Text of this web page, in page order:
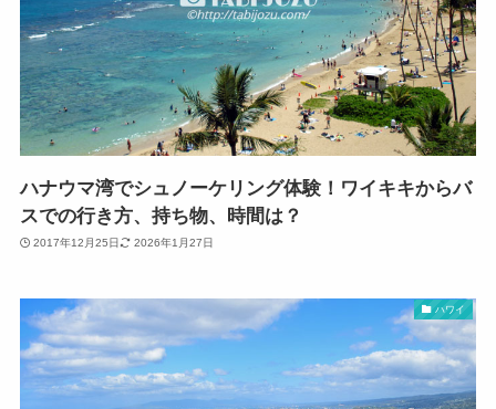
ハナウマ湾でシュノーケリング体験！ワイキキからバ
スでの行き方、持ち物、時間は？
2017年12月25日 2026年1月27日
ハワイ